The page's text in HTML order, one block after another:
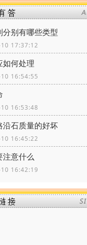
别有哪些类型
17:37:12
如何处理
16:54:55
16:53:48
石质量的好坏
16:45:22
注意什么
16:42:19